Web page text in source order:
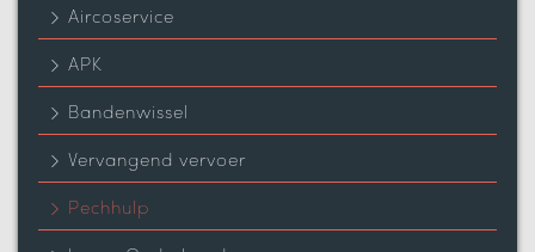
Aircoservice
APK
Bandenwissel
Vervangend vervoer
Pechhulp